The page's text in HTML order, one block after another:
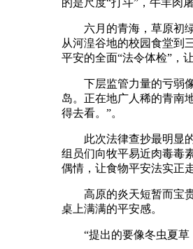
六月的青海，草原初绿
从河湟谷地的校园食堂到
平安的全面“法令体检”，
下层监管力量的亏弱像
岛。正在地广人稀的青南
得去看。”。
此次法律查抄最明显的
组员们向牧平易近肉毒毒
偶情，让食物平安法实正
高原的炎天短暂而宝贵
桌上满满的平安感。
“提出的要像冬虫夏草，